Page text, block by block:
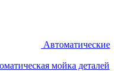
Автоматические
мойка деталей